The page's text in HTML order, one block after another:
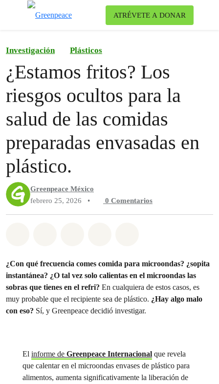
ATRÉVETE A DONAR
Investigación Plásticos
¿Estamos fritos? Los
riesgos ocultos para la
salud de las comidas
preparadas envasadas en
plástico.
Greenpeace México
febrero 25, 2026
• 0 Comentarios
¿Con qué frecuencia comes comida para microondas? ¿sopita
instantánea? ¿O tal vez solo calientas en el microondas las
sobras que tienes en el refri? En cualquiera de estos casos, es
muy probable que el recipiente sea de plástico. ¿Hay algo malo
con eso? Sí, y Greenpeace decidió investigar.
El informe de Greenpeace Internacional que revela
que calentar en el microondas envases de plástico para
alimentos, aumenta significativamente la liberación de